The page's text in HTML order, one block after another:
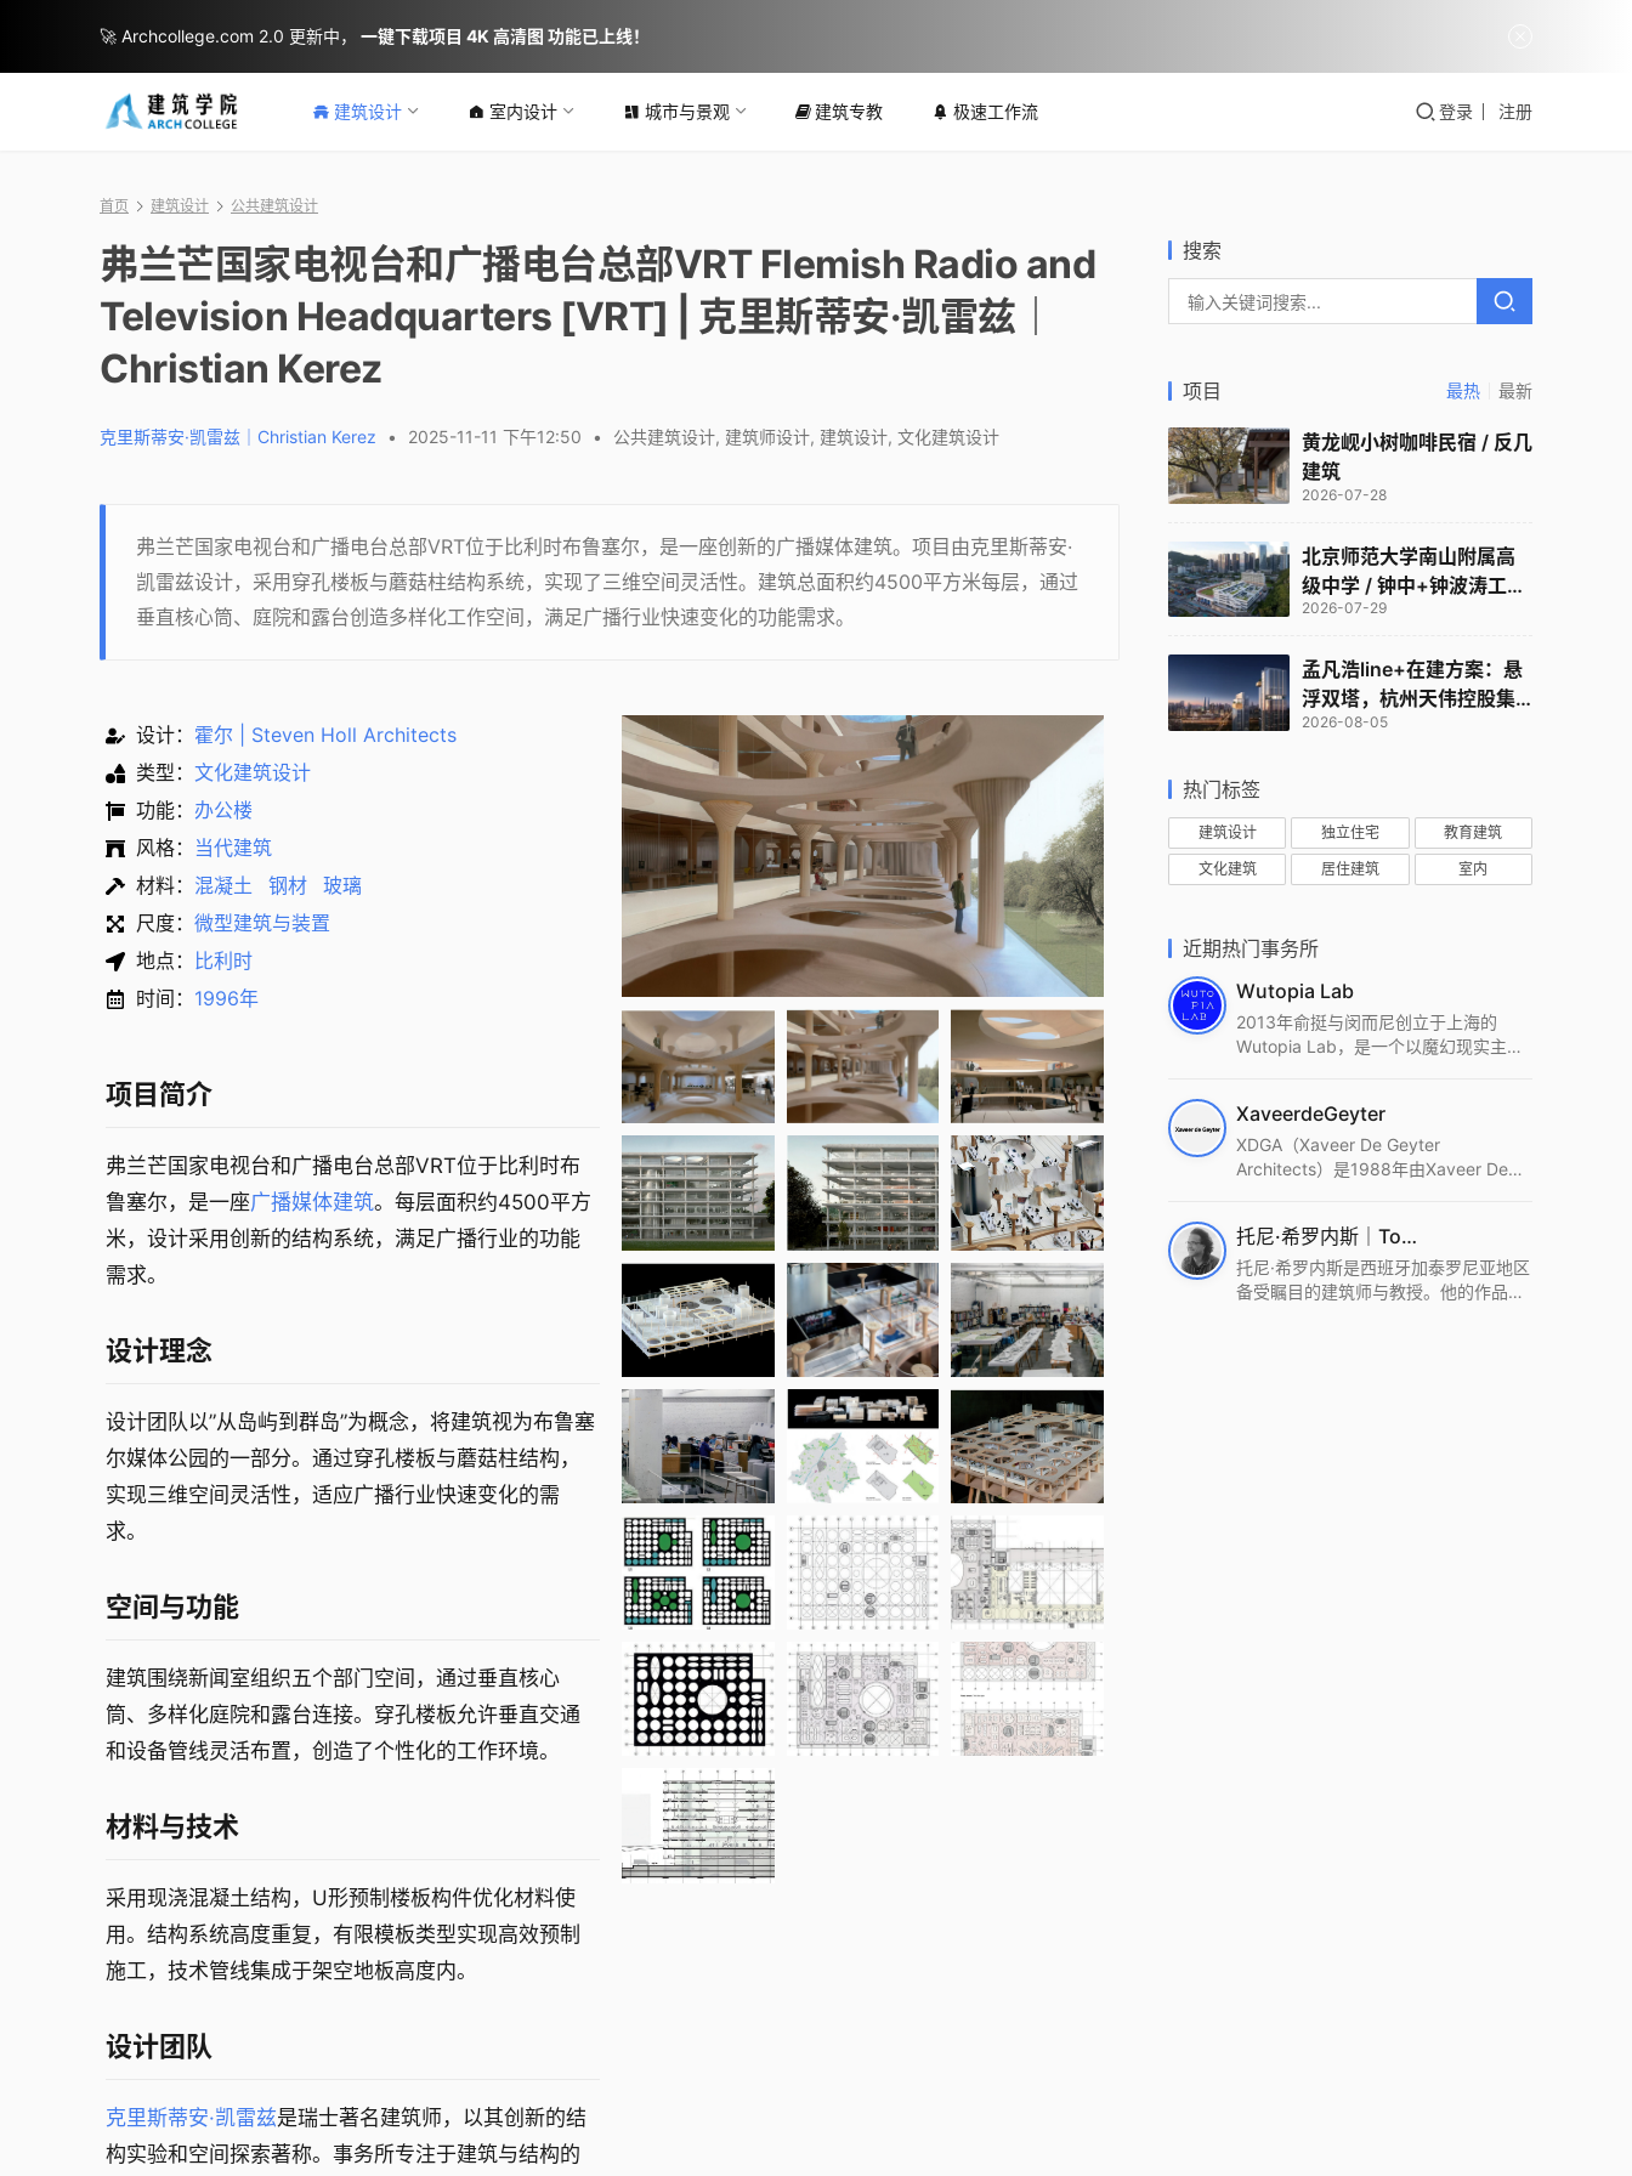
建筑设计 室内设计 城市与景观 建筑专教 极速工作流 登录 注册
首页 建筑设计 公共建筑设计
弗兰芒国家电视台和广播电台总部VRT Flemish Radio and
Television Headquarters [VRT] | 克里斯蒂安·凯雷兹｜
Christian Kerez
克里斯蒂安·凯雷兹｜Christian Kerez • 2025-11-11 下午12:50 • 公共建筑设计, 建筑师设计, 建筑设计, 文化建筑设计
弗兰芒国家电视台和广播电台总部VRT位于比利时布鲁塞尔，是一座创新的广播媒体建筑。项目由克里斯蒂安·
凯雷兹设计，采用穿孔楼板与蘑菇柱结构系统，实现了三维空间灵活性。建筑总面积约4500平方米每层，通过
垂直核心筒、庭院和露台创造多样化工作空间，满足广播行业快速变化的功能需求。
设计： 霍尔 | Steven Holl Architects
类型： 文化建筑设计
功能： 办公楼
风格： 当代建筑
材料： 混凝土 钢材
玻璃
尺度： 微型建筑与装置
地点：
比利时
时间： 1996年
项目简介
弗兰芒国家电视台和广播电台总部VRT位于比利时布
鲁塞尔，是一座广播媒体建筑。每层面积约4500平方
米，设计采用创新的结构系统，满足广播行业的功能
需求。
设计理念
设计团队以”从岛屿到群岛”为概念，将建筑视为布鲁塞
尔媒体公园的一部分。通过穿孔楼板与蘑菇柱结构，
实现三维空间灵活性，适应广播行业快速变化的需
求。
空间与功能
建筑围绕新闻室组织五个部门空间，通过垂直核心
筒、多样化庭院和露台连接。穿孔楼板允许垂直交通
和设备管线灵活布置，创造了个性化的工作环境。
材料与技术
采用现浇混凝土结构，U形预制楼板构件优化材料使
用。结构系统高度重复，有限模板类型实现高效预制
施工，技术管线集成于架空地板高度内。
设计团队
克里斯蒂安·凯雷兹是瑞士著名建筑师，以其创新的结
构实验和空间探索著称。事务所专注于建筑与结构的
搜索
项目 最热 最新
黄龙岘小树咖啡民宿 / 反几
建筑
2026-07-28
北京师范大学南山附属高
级中学 / 钟中+钟波涛工作
室
2026-07-29
孟凡浩line+在建方案：悬
浮双塔，杭州天伟控股集
团总部
2026-08-05
热门标签
建筑设计 独立住宅 教育建筑
文化建筑 居住建筑 室内
近期热门事务所
Wutopia Lab
2013年俞挺与闵而尼创立于上海的
Wutopia Lab，是一个以魔幻现实主
统这种新的思维范式为基础，以上海性
和生活性为介入设计的原点，以建筑为
工具，从而推动建筑学和社会学进步。
2022 DFA中获Merit,2021 Architizer
A+ Firm Awards中获Special
Mention：Best Young Firm，2020 IF
XaveerdeGeyter
XDGA（Xaveer De Geyter
Architects）是1988年由Xaveer De
进的设计方法、多元的专业团队和国际
化的作品著称，曾获密斯·凡·德罗奖、
Bigmat奖等多项重要奖项。XDGA主张
托尼·希罗内斯｜Toni Gironès
托尼·希罗内斯是西班牙加泰罗尼亚地区
备受瞩目的建筑师与教授。他的作品深
🚀 Archcollege.com 2.0 更新中， 一键下载项目 4K 高清图 功能已上线！